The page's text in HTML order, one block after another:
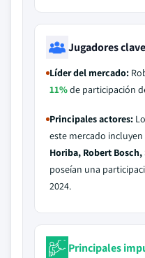
Jugadores clave
Líder del mercado:
11%de participación
Principales actores:
este mercado incluyen
Horiba, Robert Bosch,
poseían una
2024.
Principales